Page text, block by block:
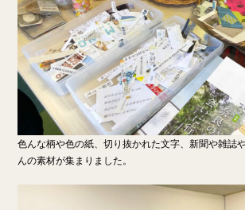
色んな柄や色の紙、切り抜かれた文字、新聞や雑誌
んの素材が集まりました。